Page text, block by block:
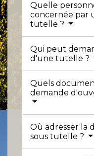
Quelle
concernée par
tutelle ?
Qui peut
d'une tutelle ?
Quels
demande
Où adresser la
sous tutelle ?